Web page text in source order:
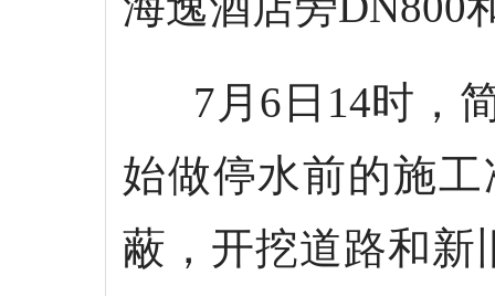
7月6日14时，简
始做停水前的施
蔽，开挖道路和